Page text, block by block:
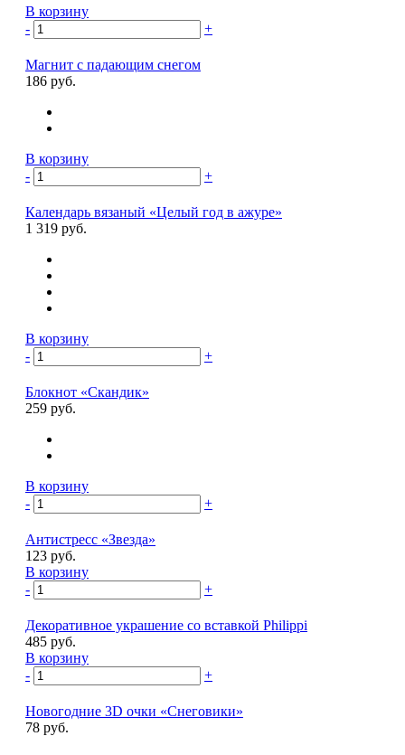
В корзину
-
+
Магнит с падающим снегом
186 руб.
В корзину
-
+
Календарь вязаный «Целый год в ажуре»
1 319 руб.
В корзину
-
+
Блокнот «Скандик»
259 руб.
В корзину
-
+
Антистресс «Звезда»
123 руб.
В корзину
-
+
Декоративное украшение со вставкой Philippi
485 руб.
В корзину
-
+
Новогодние 3D очки «Снеговики»
78 руб.